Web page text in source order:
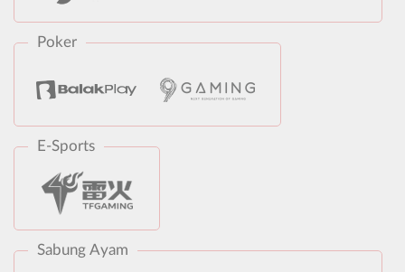
Poker
E-Sports
Sabung Ayam